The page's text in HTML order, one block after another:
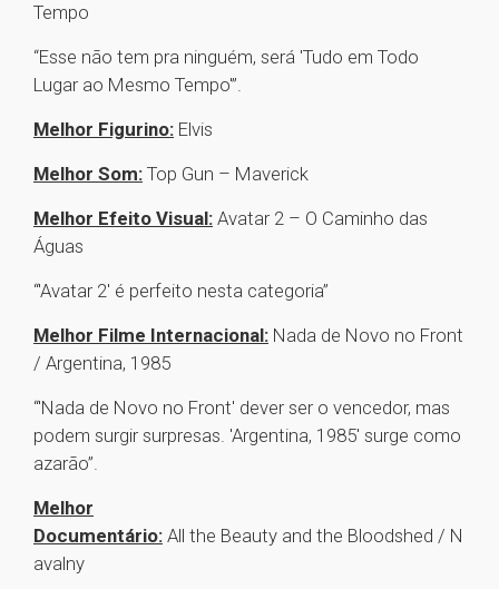
Tempo
“Esse não tem pra ninguém, será 'Tudo em Todo
Lugar ao Mesmo Tempo'”.
Melhor Figurino: Elvis
Melhor Som: Top Gun – Maverick
Melhor Efeito Visual: Avatar 2 – O Caminho das
Águas
“'Avatar 2' é perfeito nesta categoria”
Melhor Filme Internacional: Nada de Novo no Front
/ Argentina, 1985
“'Nada de Novo no Front' dever ser o vencedor, mas
podem surgir surpresas. 'Argentina, 1985' surge como
azarão”.
Melhor
Documentário: All the Beauty and the Bloodshed / N
avalny